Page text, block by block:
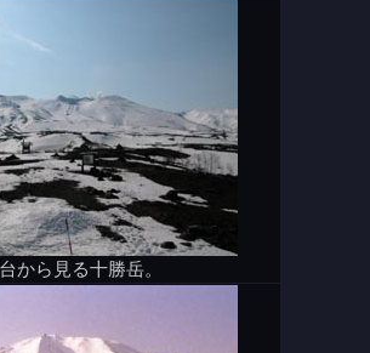
から見る十勝岳。